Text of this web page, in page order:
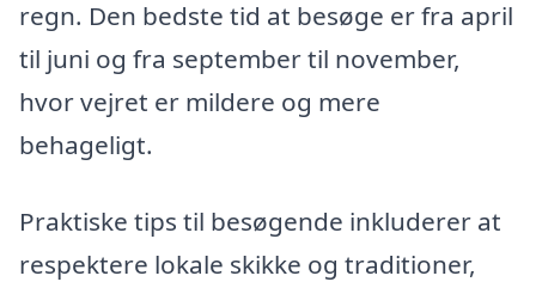
regn. Den bedste tid at besøge er fra april
til juni og fra september til november,
hvor vejret er mildere og mere
behageligt.
Praktiske tips til besøgende inkluderer at
respektere lokale skikke og traditioner,